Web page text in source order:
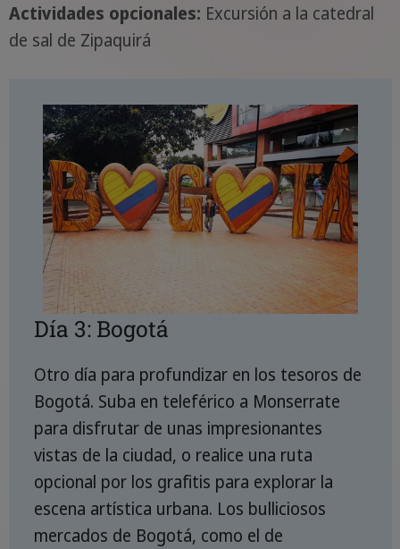
Actividades opcionales: Excursión a la catedral
de sal de Zipaquirá
Día 3: Bogotá
Otro día para profundizar en los tesoros de
Bogotá. Suba en teleférico a Monserrate
para disfrutar de unas impresionantes
vistas de la ciudad, o realice una ruta
opcional por los grafitis para explorar la
escena artística urbana. Los bulliciosos
mercados de Bogotá, como el de